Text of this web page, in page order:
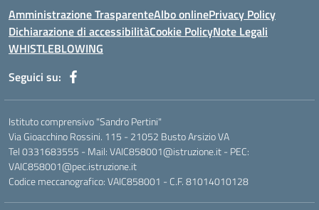
Amministrazione TrasparenteAlbo onlinePrivacy Policy
Dichiarazione di accessibilitàCookie PolicyNote Legali
WHISTLEBLOWING
Seguici su:
Istituto comprensivo "Sandro Pertini"
Via Gioacchino Rossini. 115 - 21052 Busto Arsizio VA
Tel 0331683555 - Mail: VAIC858001@istruzione.it - PEC:
VAIC858001@pec.istruzione.it
Codice meccanografico: VAIC858001 - C.F. 81014010128